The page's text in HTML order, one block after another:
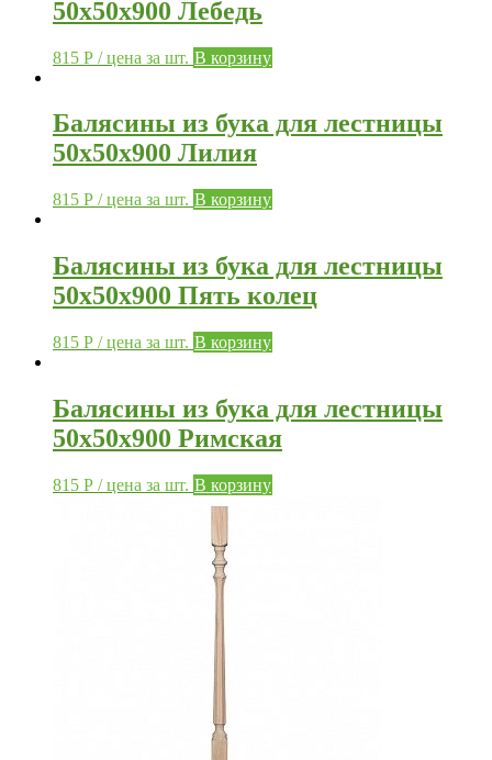
50х50х900 Лебедь
815 Р / цена за шт. В корзину
Балясины из бука для лестницы
50х50х900 Лилия
815 Р / цена за шт. В корзину
Балясины из бука для лестницы
50х50х900 Пять колец
815 Р / цена за шт. В корзину
Балясины из бука для лестницы
50х50х900 Римская
815 Р / цена за шт. В корзину